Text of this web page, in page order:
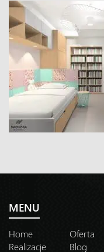
MENU
Home
Oferta
Realizacje
Blog